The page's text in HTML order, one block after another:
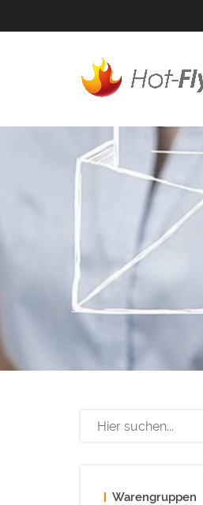
Warengruppen